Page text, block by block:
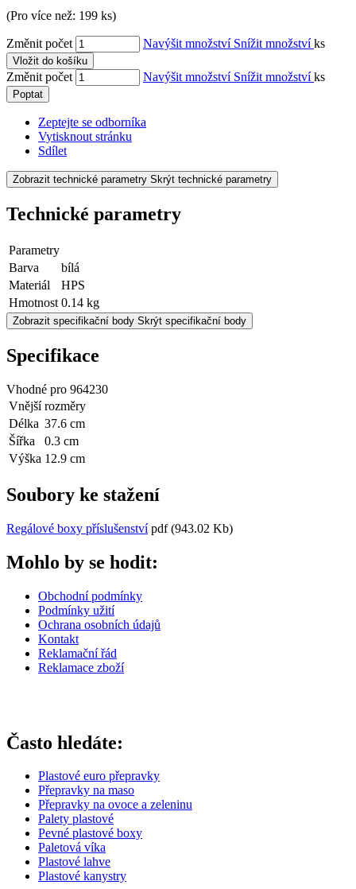
(Pro více než: 199 ks)
Změnit počet Navýšit množství Snížit množstvíks
Vložit do košíku
Změnit počet Navýšit množství Snížit množstvíks
Poptat
Zeptejte se odborníka
Vytisknout stránku
Sdílet
Zobrazit technické parametry Skrýt technické parametry
Technické parametry
Parametry
Barva
bílá
Materiál
HPS
Hmotnost 0.14 kg
Zobrazit specifikační body Skrýt specifikační body
Specifikace
Vhodné pro 964230
Vnější rozměry
Délka 37.6 cm
Šířka
0.3 cm
Výška 12.9 cm
Soubory ke stažení
Regálové boxy příslušenství pdf (943.02 Kb)
Mohlo by se hodit:
Obchodní podmínky
Podmínky užití
Ochrana osobních údajů
Kontakt
Reklamační řád
Reklamace zboží
Často hledáte:
Plastové euro přepravky
Přepravky na maso
Přepravky na ovoce a zeleninu
Palety plastové
Pevné plastové boxy
Paletová víka
Plastové lahve
Plastové kanystry